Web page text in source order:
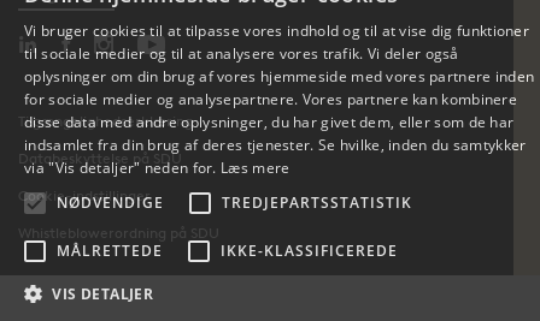
Tilgængelighedserklæring
Databeskyttelse på SDU
Cookie-indstillinger
Whistleblowerordning på SDU
ENGLISH
Vi bruger cookies til at tilpasse vores indhold og til at vise dig funktioner
til sociale medier og til at analysere vores trafik. Vi deler også
oplysninger om din brug af vores hjemmeside med vores partnere inden
for sociale medier og analysepartnere. Vores partnere kan kombinere
disse data med andre oplysninger, du har givet dem, eller som de har
indsamlet fra din brug af deres tjenester. Se hvilke, inden du samtykker
via "Vis detaljer" neden for. Læs mere
NØDVENDIGE
TREDJEPARTSSTATISTIK
MÅLRETTEDE IKKE-KLASSIFICEREDE
VIS DETALJER